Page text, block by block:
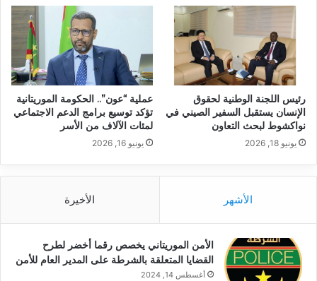
رئيس اللجنة الوطنية لحقوق
الإنسان يستقبل السفير الصيني في
نواكشوط لبحث التعاون
يونيو 18, 2026
عملية “عون”.. الحكومة الموريتانية
تؤكد توسيع برامج الدعم الاجتماعي
لمئات الآلاف من الأسر
يونيو 16, 2026
الأشهر الأخيرة
الأمن الموريتاني يخصص رقما أخضر لطرح
القضايا المتعلقة بالشرطة على المدير العام للأمن
أغسطس 14, 2024